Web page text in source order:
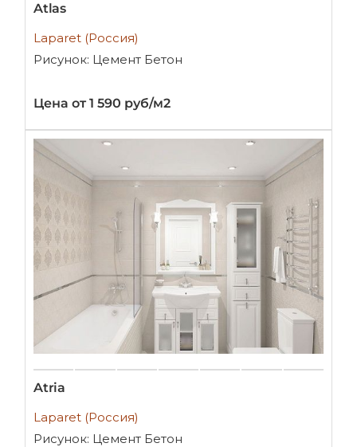
Atlas
Laparet (Россия)
Рисунок: Цемент Бетон
Цена от 1 590 руб/м2
Atria
Laparet (Россия)
Рисунок: Цемент Бетон